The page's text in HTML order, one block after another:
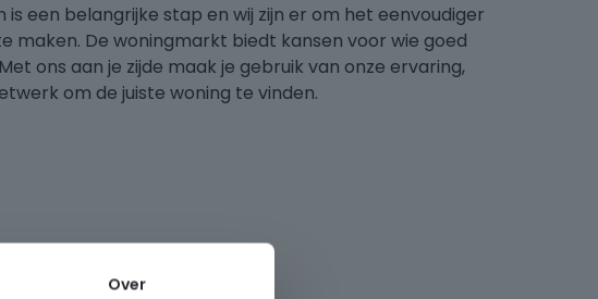
is een belangrijke stap en wij zijn er om het eenvoudiger
maken. De woningmarkt biedt kansen voor wie goed
ons aan je zijde maak je gebruik van onze ervaring,
om de juiste woning te vinden.
Over